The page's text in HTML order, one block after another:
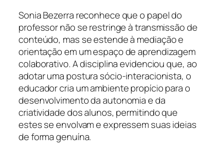
Sonia Bezerra reconhece que o papel do
professor não se restringe à transmissão de
conteúdo, mas se estende à mediação e
orientação em um espaço de aprendizagem
colaborativo. A disciplina evidenciou que, ao
adotar uma postura sócio-interacionista, o
educador cria um ambiente propício para o
desenvolvimento da autonomia e da
criatividade dos alunos, permitindo que
estes se envolvam e expressem suas ideias
de forma genuína.